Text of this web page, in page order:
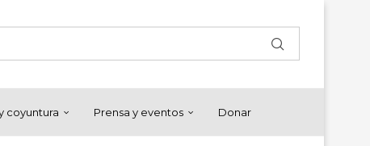
coyuntura Prensa y eventos Donar